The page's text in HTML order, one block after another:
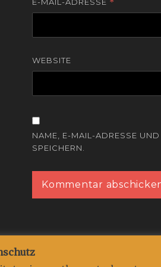
WEBSITE
NAME, E-MAIL-ADRESSE
SPEICHERN.